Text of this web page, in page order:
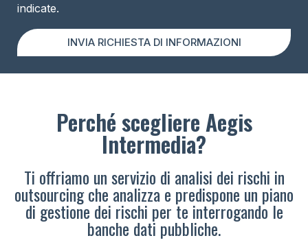
indicate.
INVIA RICHIESTA DI INFORMAZIONI
Perché scegliere Aegis
Intermedia?
Ti offriamo un servizio di analisi dei rischi in
outsourcing che analizza e predispone un piano
di gestione dei rischi per te interrogando le
banche dati pubbliche.